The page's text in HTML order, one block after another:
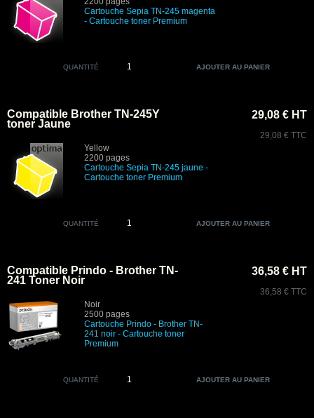
Cartouche Sepia TN-245 magenta
- Cartouche toner Premium
QUANTITÉ
Compatible Brother TN-245Y
toner Jaune
Yellow
2200 pages
Cartouche Sepia TN-245 jaune -
Cartouche toner Premium
29,08 € HT
29,08 € TTC
QUANTITÉ
Compatible Prindo - Brother TN-
241 Toner Noir
Noir
2500 pages
Cartouche Prindo - Brother TN-
241 noir - Cartouche toner
Premium
36,58 € HT
36,58 € TTC
QUANTITÉ